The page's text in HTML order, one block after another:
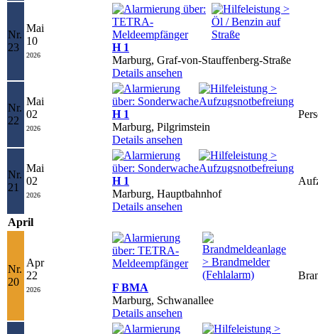
Nr.
23
Mai
10
2026
H 1
Marburg, Graf-von-Stauffenberg-Straße
Details ansehen
Nr.
22
Mai
02
2026
H 1
Marburg, Pilgrimstein
Details ansehen
Nr.
21
Mai
02
2026
H 1
Marburg, Hauptbahnhof
Details ansehen
April
Nr.
20
Apr
22
2026
F BMA
Marburg, Schwanallee
Details ansehen